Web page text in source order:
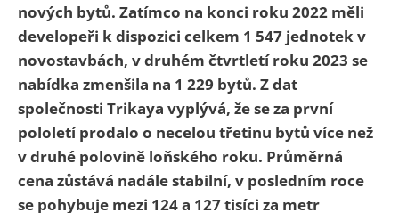
nových bytů. Zatímco na konci roku 2022 měli
developeři k dispozici celkem 1 547 jednotek v
novostavbách, v druhém čtvrtletí roku 2023 se
nabídka zmenšila na 1 229 bytů. Z dat
společnosti Trikaya vyplývá, že se za první
pololetí prodalo o necelou třetinu bytů více než
v druhé polovině loňského roku. Průměrná
cena zůstává nadále stabilní, v posledním roce
se pohybuje mezi 124 a 127 tisíci za metr